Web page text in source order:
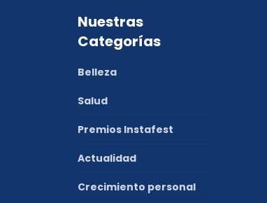
Nuestras
Categorías
Belleza
Salud
Premios Instafest
Actualidad
Crecimiento personal